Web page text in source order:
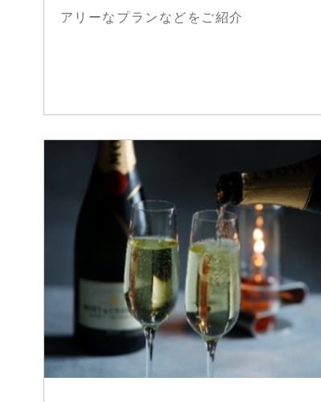
アリーなプランなどをご紹介